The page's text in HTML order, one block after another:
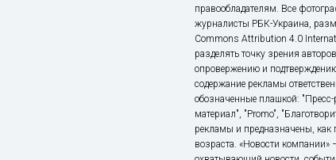
правообладателям. Все
журналисты РБК-Украина,
Commons Attribution 4.0
разделять точку зрения
опровержению и
содержание рекламы
обозначенные плашкой:
материал", "Promo",
рекламы и предназначены, как
возраста. «Новости